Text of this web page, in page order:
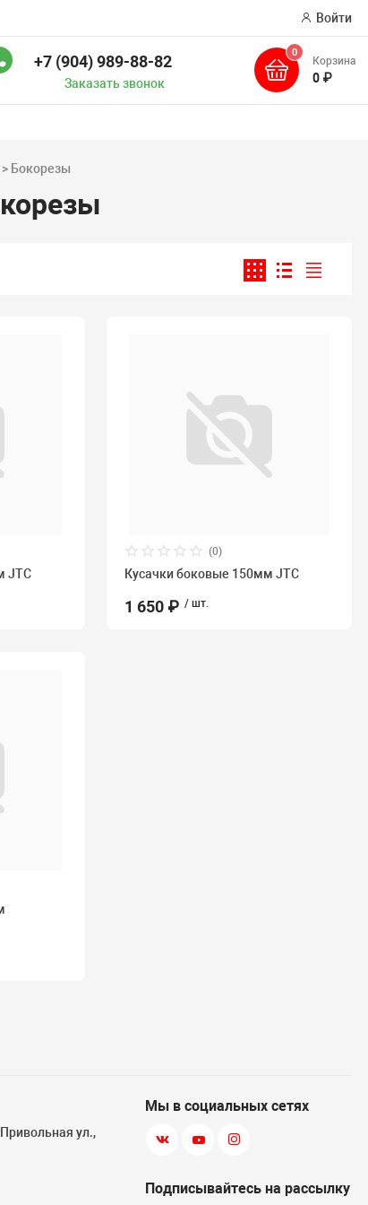
Войти
+7 (904) 989-88-82
Заказать звонок
0
Корзина
0 ₽
Бокорезы
JTC
(0)
Кусачки боковые 150мм JTC
1 650 ₽ / шт.
ул.,
Мы в социальных сетях
Подписывайтесь на рассылку